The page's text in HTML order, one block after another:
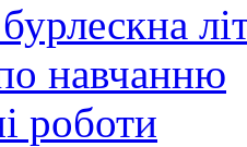
навчанню
роботи